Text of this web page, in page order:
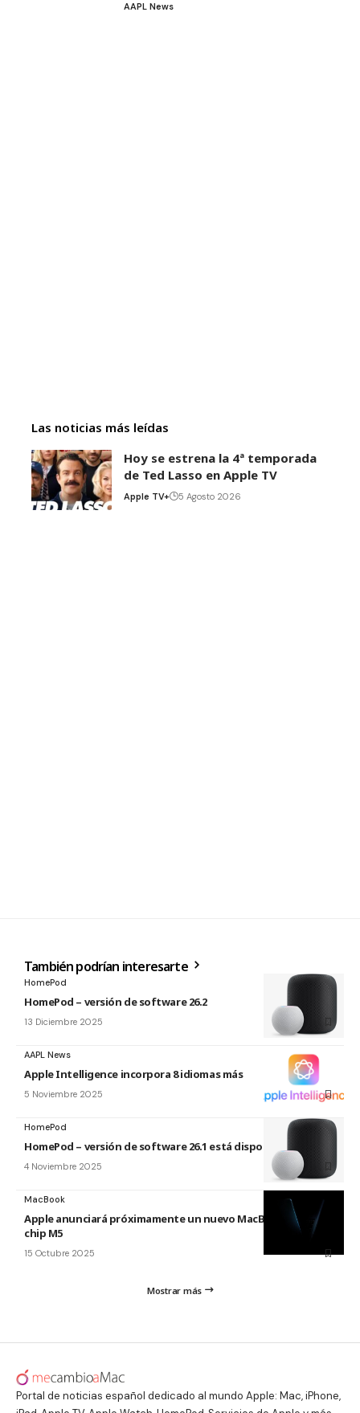
AAPL News
Las noticias más leídas
Hoy se estrena la 4ª temporada
de Ted Lasso en Apple TV
Apple TV+ 5 Agosto 2026
También podrían interesarte
HomePod
HomePod – versión de software 26.2
13 Diciembre 2025
AAPL News
Apple Intelligence incorpora 8 idiomas más
5 Noviembre 2025
HomePod
HomePod – versión de software 26.1 está disponible
4 Noviembre 2025
MacBook
Apple anunciará próximamente un nuevo MacBook Pro con
chip M5
15 Octubre 2025
Mostrar más
Portal de noticias español dedicado al mundo Apple: Mac, iPhone,